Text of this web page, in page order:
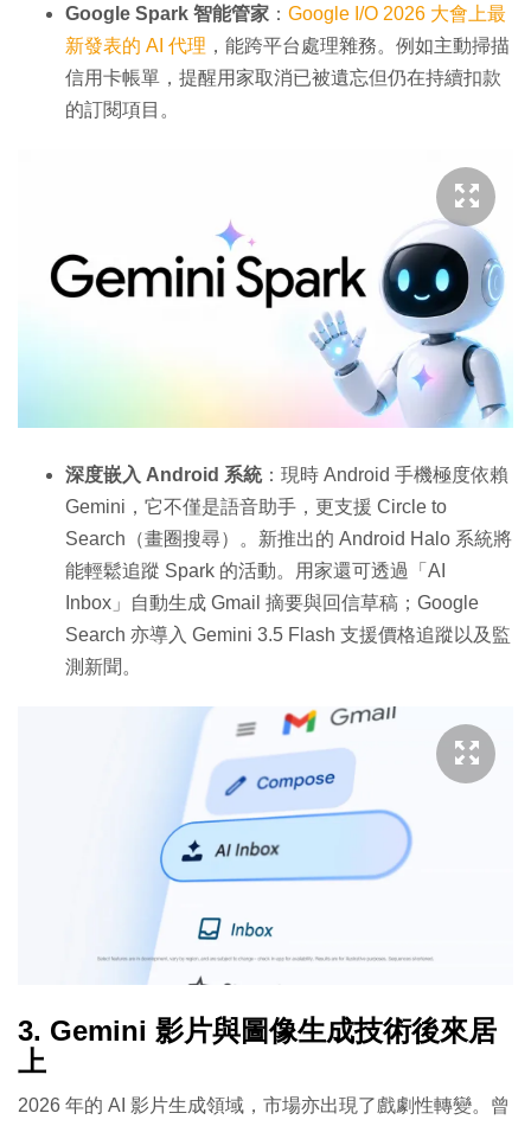
Google Spark 智能管家 ： Google I/O 2026 大會上最
新發表的 AI 代理 ，能跨平台處理雜務。例如主動掃描
信用卡帳單，提醒用家取消已被遺忘但仍在持續扣款
的訂閱項目。
深度嵌入 Android 系統：現時 Android 手機極度依賴
Gemini，它不僅是語音助手，更支援 Circle to
Search（畫圈搜尋）。新推出的 Android Halo 系統將
能輕鬆追蹤 Spark 的活動。用家還可透過「AI
Inbox」自動生成 Gmail 摘要與回信草稿；Google
Search 亦導入 Gemini 3.5 Flash 支援價格追蹤以及監
測新聞。
3. Gemini 影片與圖像生成技術後來居
上
2026 年的 AI 影片生成領域，市場亦出現了戲劇性轉變。曾